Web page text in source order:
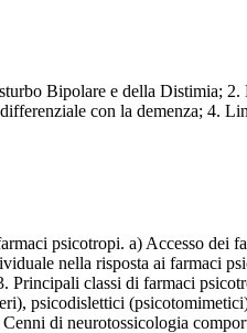
Bipolare e della Distimia;
con la demenza; 4.
psicotropi. a) Accesso dei
nella risposta ai farmaci
Principali classi di farmaci
psicodislettici
di neurotossicologia